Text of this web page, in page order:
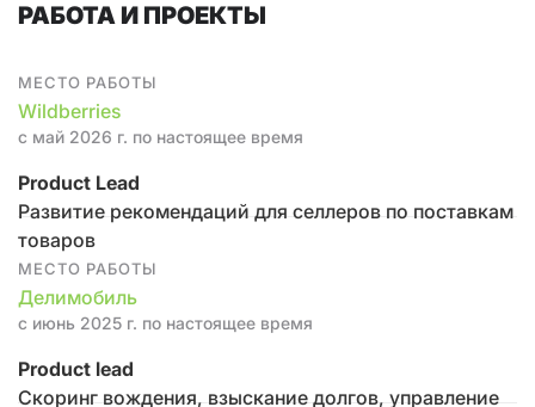
РАБОТА И ПРОЕКТЫ
МЕСТО РАБОТЫ
Wildberries
с май 2026 г. по настоящее время
Product Lead
Развитие рекомендаций для селлеров по поставкам
товаров
МЕСТО РАБОТЫ
Делимобиль
с июнь 2025 г. по настоящее время
Product lead
Скоринг вождения, взыскание долгов, управление